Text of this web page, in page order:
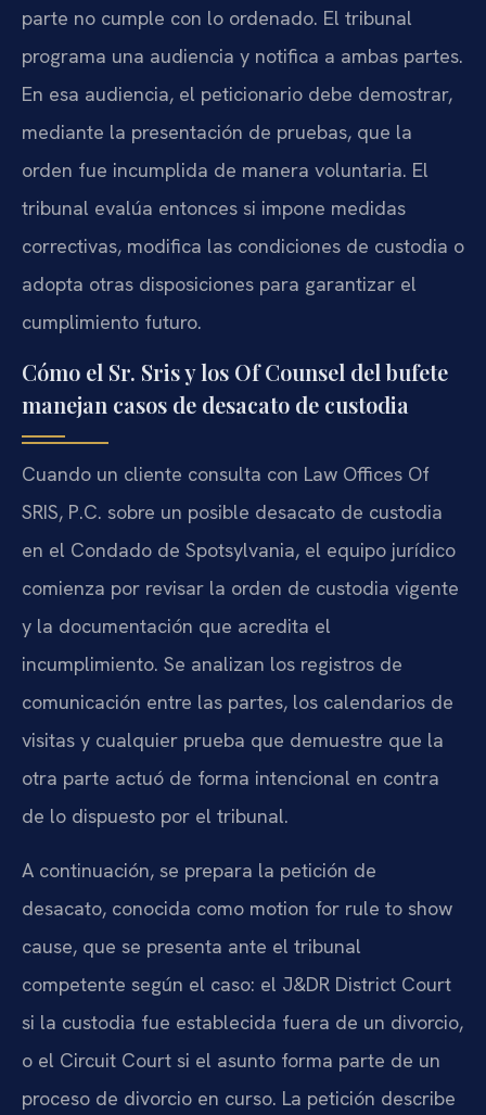
parte no cumple con lo ordenado. El tribunal
programa una audiencia y notifica a ambas partes.
En esa audiencia, el peticionario debe demostrar,
mediante la presentación de pruebas, que la
orden fue incumplida de manera voluntaria. El
tribunal evalúa entonces si impone medidas
correctivas, modifica las condiciones de custodia o
adopta otras disposiciones para garantizar el
cumplimiento futuro.
Cómo el Sr. Sris y los Of Counsel del bufete
manejan casos de desacato de custodia
Cuando un cliente consulta con Law Offices Of
SRIS, P.C. sobre un posible desacato de custodia
en el Condado de Spotsylvania, el equipo jurídico
comienza por revisar la orden de custodia vigente
y la documentación que acredita el
incumplimiento. Se analizan los registros de
comunicación entre las partes, los calendarios de
visitas y cualquier prueba que demuestre que la
otra parte actuó de forma intencional en contra
de lo dispuesto por el tribunal.
A continuación, se prepara la petición de
desacato, conocida como motion for rule to show
cause, que se presenta ante el tribunal
competente según el caso: el J&DR District Court
si la custodia fue establecida fuera de un divorcio,
o el Circuit Court si el asunto forma parte de un
proceso de divorcio en curso. La petición describe